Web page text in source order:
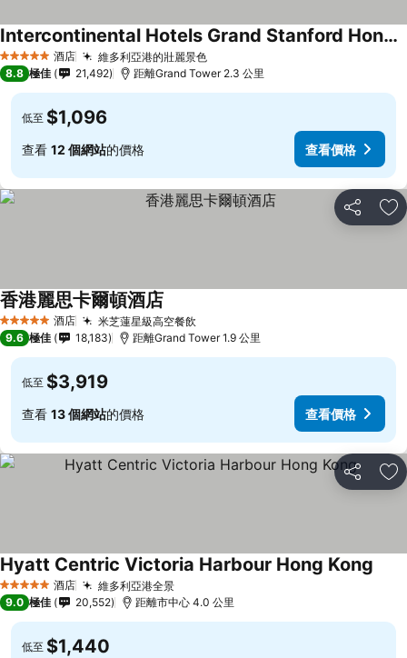
5 星級 酒店 維多利亞港的壯麗景色查看價格
Intercontinental Hotels Grand Stanford Hong Kong By Ihg
查看價格
8.8 極佳 21,492 距離Grand Tower 2.3 公里
低至 $1,096
查看 12 個網站的價格 查看價格
分享 放
5 星級 酒店 米芝蓮星級高空餐飲查看價格
香港麗思卡爾頓酒店
9.6 極佳 18,183 距離Grand Tower 1.9 公里
低至 $3,919
查看 13 個網站的價格 查看價格
分享 放
5 星級 酒店 維多利亞港全景查看價格
Hyatt Centric Victoria Harbour Hong Kong
9.0 極佳 20,552 距離市中心 4.0 公里
低至 $1,440